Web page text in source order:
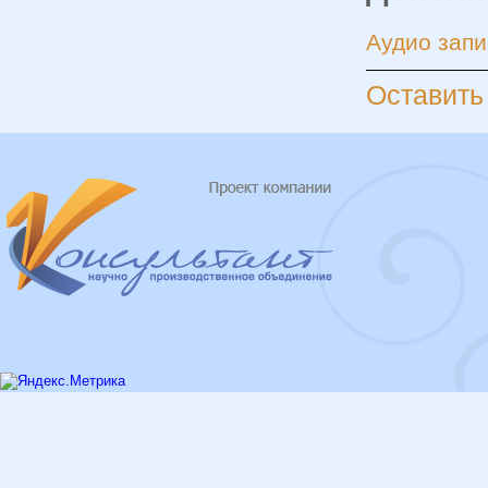
Аудио